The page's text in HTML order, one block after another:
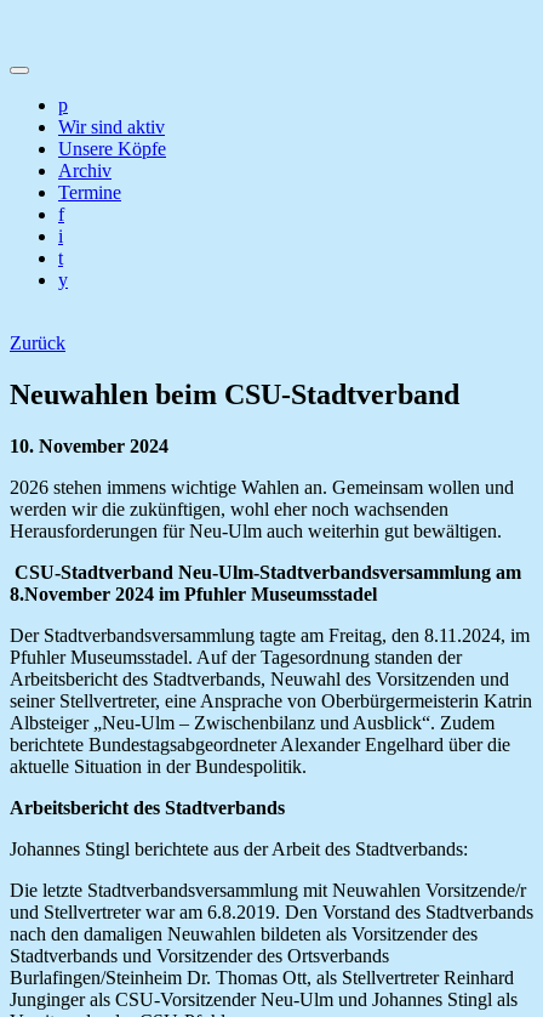
p
Wir sind aktiv
Unsere Köpfe
Archiv
Termine
f
i
t
y
Zurück
Neuwahlen beim CSU-Stadtverband
10. November 2024
2026 stehen immens wichtige Wahlen an. Gemeinsam wollen und
werden wir die zukünftigen, wohl eher noch wachsenden
Herausforderungen für Neu-Ulm auch weiterhin gut bewältigen.
CSU-Stadtverband Neu-Ulm-Stadtverbandsversammlung am
8.November 2024 im Pfuhler Museumsstadel
Der Stadtverbandsversammlung tagte am Freitag, den 8.11.2024, im
Pfuhler Museumsstadel. Auf der Tagesordnung standen der
Arbeitsbericht des Stadtverbands, Neuwahl des Vorsitzenden und
seiner Stellvertreter, eine Ansprache von Oberbürgermeisterin Katrin
Albsteiger „Neu-Ulm – Zwischenbilanz und Ausblick“. Zudem
berichtete Bundestagsabgeordneter Alexander Engelhard über die
aktuelle Situation in der Bundespolitik.
Arbeitsbericht des Stadtverbands
Johannes Stingl berichtete aus der Arbeit des Stadtverbands:
Die letzte Stadtverbandsversammlung mit Neuwahlen Vorsitzende/r
und Stellvertreter war am 6.8.2019. Den Vorstand des Stadtverbands
nach den damaligen Neuwahlen bildeten als Vorsitzender des
Stadtverbands und Vorsitzender des Ortsverbands
Burlafingen/Steinheim Dr. Thomas Ott, als Stellvertreter Reinhard
Junginger als CSU-Vorsitzender Neu-Ulm und Johannes Stingl als